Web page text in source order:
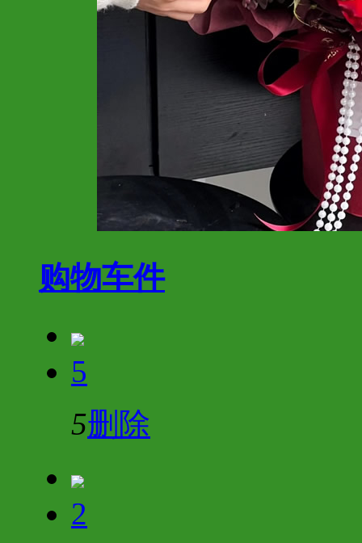
购物车件
5
5删除
2